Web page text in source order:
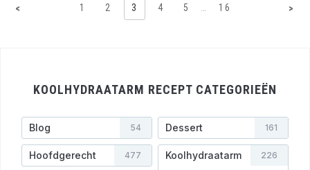
< 1 2 3 4 5 16 >
KOOLHYDRAATARM RECEPT CATEGORIEËN
Blog 54 Dessert 161
Hoofdgerecht 477
Koolhydraatarm
226